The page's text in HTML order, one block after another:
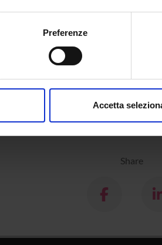
anche:
sulla tua posizione geografica, con
in qualsiasi momento dalla
Preferenze
Accetta
Share